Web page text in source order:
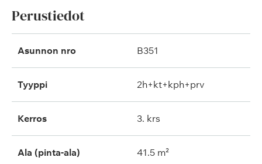
Perustiedot
Asunnon nro B351
Tyyppi 2h+kt+kph+prv
Kerros 3. krs
Ala (pinta-ala) 41.5 m²